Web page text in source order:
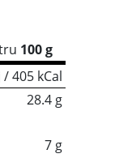
100 g
/ 405 kCal
28.4 g
7 g